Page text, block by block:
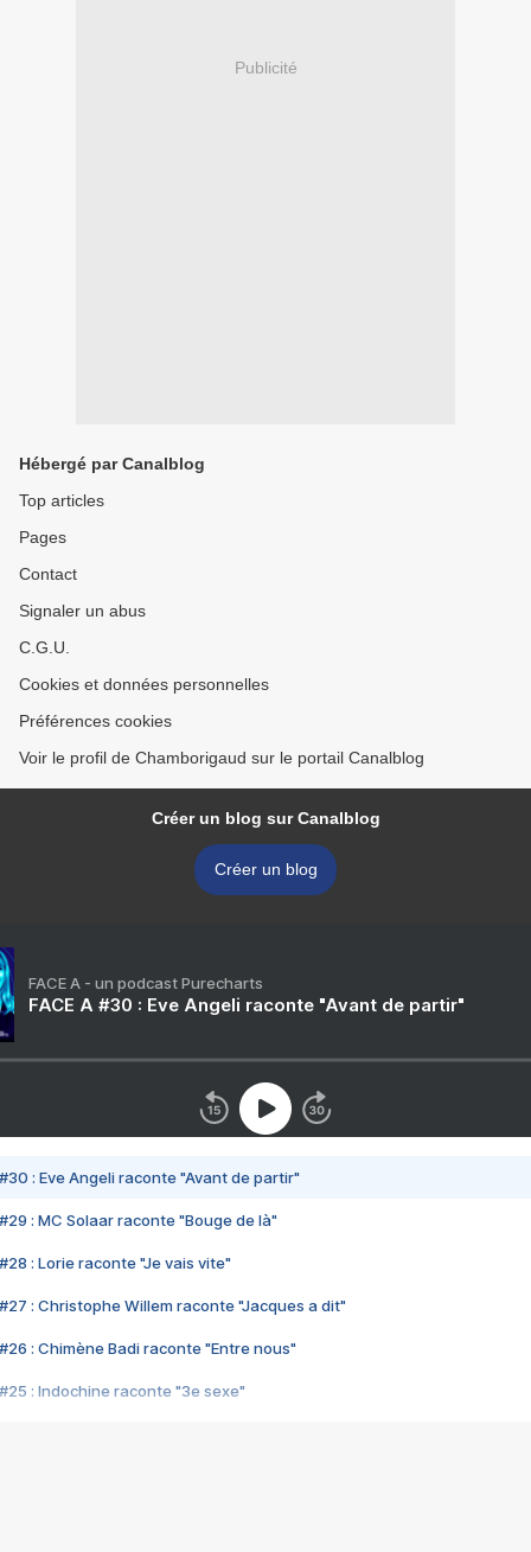
Publicité
Hébergé par Canalblog
Top articles
Pages
Contact
Signaler un abus
C.G.U.
Cookies et données personnelles
Préférences cookies
Voir le profil de Chamborigaud sur le portail Canalblog
Créer un blog sur Canalblog
Créer un blog
FACE A - un podcast Purecharts
FACE A #30 : Eve Angeli raconte "Avant de partir"
#30 : Eve Angeli raconte "Avant de partir"
#29 : MC Solaar raconte "Bouge de là"
#28 : Lorie raconte "Je vais vite"
#27 : Christophe Willem raconte "Jacques a dit"
#26 : Chimène Badi raconte "Entre nous"
#25 : Indochine raconte "3e sexe"